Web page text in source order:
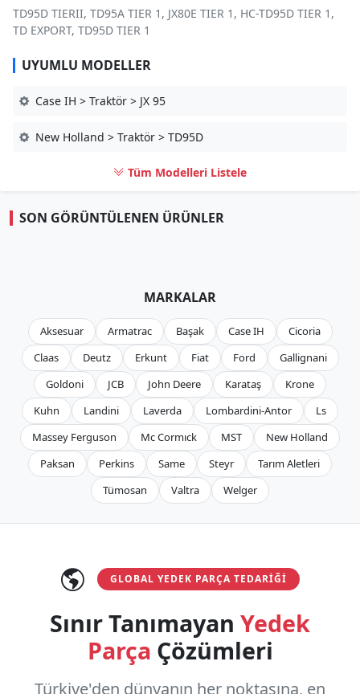
TD95D TIERII, TD95A TIER 1, JX80E TIER 1, HC-TD95D TIER 1,
TD EXPORT, TD95D TIER 1
UYUMLU MODELLER
Case IH > Traktör > JX 95
New Holland > Traktör > TD95D
Tüm Modelleri Listele
SON GÖRÜNTÜLENEN ÜRÜNLER
MARKALAR
Aksesuar Armatrac Başak Case IH
Cicoria
Claas
Deutz Erkunt Fiat Ford
Gallignani
Goldoni
JCB John Deere Karataş
Krone
Kuhn
Landini Laverda Lombardini-Antor
Ls
Massey Ferguson
Mc Cormıck MST
New Holland
Paksan
Perkins Same Steyr
Tarım Aletleri
Tümosan
Valtra Welger
GLOBAL YEDEK PARÇA TEDARIĞI
Sınır Tanımayan Yedek
Parça Çözümleri
Türkiye'den dünyanın her noktasına, en